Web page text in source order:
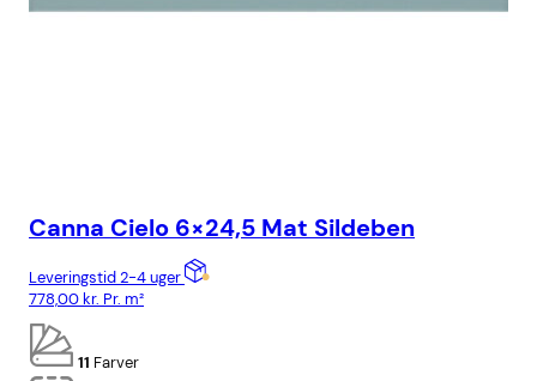
Canna Cielo 6×24,5 Mat Sildeben
Leveringstid 2-4 uger
778,00kr. Pr. m²
11 Farver